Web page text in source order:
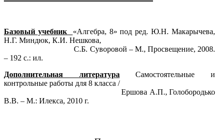
Базовый учебник «Алгебра, 8» под ред. Ю.Н. Макарычева,
Н.Г. Миндюк, К.И. Нешкова,
С.Б. Суворовой – М., Просвещение, 2008.
– 192 с.: ил.
Дополнительная литература Самостоятельные и
контрольные работы для 8 класса /
Ершова А.П., Голобородько
В.В. – М.: Илекса, 2010 г.